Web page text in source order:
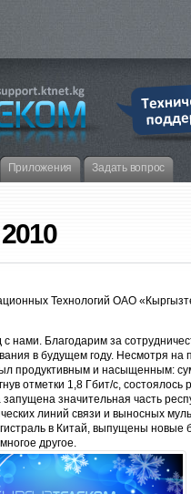
Приложения Задать вопрос
Технологий ОАО
нами. Благодарим за
в будущем году. Несмотря на
продуктивным и насыщенным:
отметки 1,8 Гбит/с,
значительная часть
линий связи и выносных
в Китай, выпущены
другое.